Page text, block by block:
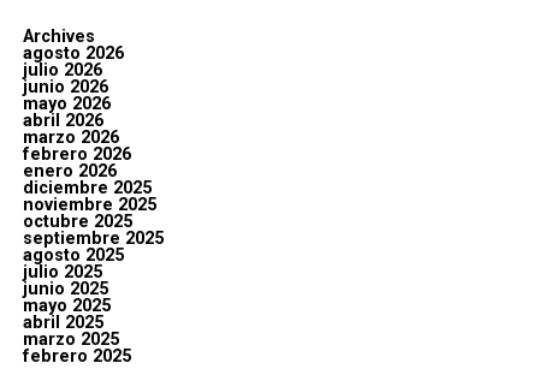
Archives
agosto 2026
julio 2026
junio 2026
mayo 2026
abril 2026
marzo 2026
febrero 2026
enero 2026
diciembre 2025
noviembre 2025
octubre 2025
septiembre 2025
agosto 2025
julio 2025
junio 2025
mayo 2025
abril 2025
marzo 2025
febrero 2025